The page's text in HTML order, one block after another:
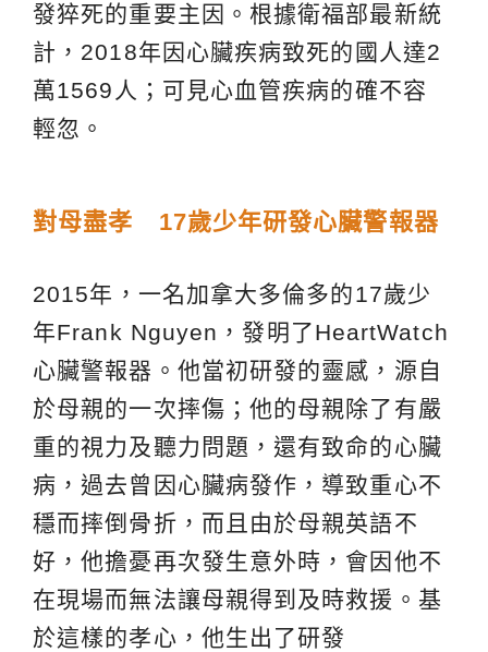
發猝死的重要主因。根據衛福部最新統
計，2018年因心臟疾病致死的國人達2
萬1569人；可見心血管疾病的確不容
輕忽。
對母盡孝 17歲少年研發心臟警報器
2015年，一名加拿大多倫多的17歲少
年Frank Nguyen，發明了HeartWatch
心臟警報器。他當初研發的靈感，源自
於母親的一次摔傷；他的母親除了有嚴
重的視力及聽力問題，還有致命的心臟
病，過去曾因心臟病發作，導致重心不
穩而摔倒骨折，而且由於母親英語不
好，他擔憂再次發生意外時，會因他不
在現場而無法讓母親得到及時救援。基
於這樣的孝心，他生出了研發